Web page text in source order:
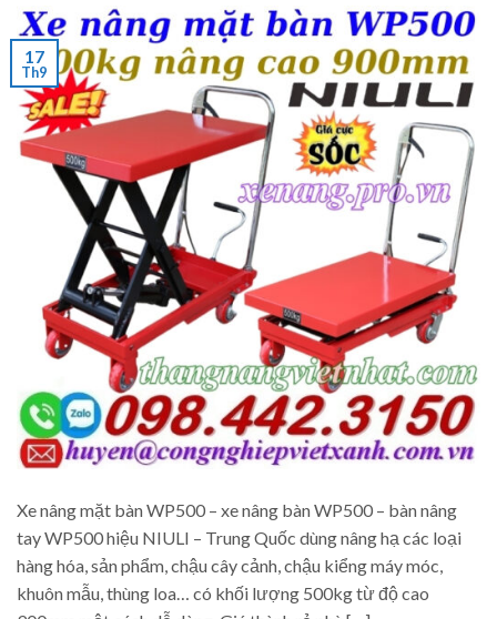
17
Th9
Xe nâng mặt bàn WP500 – xe nâng bàn WP500 – bàn nâng
tay WP500 hiệu NIULI – Trung Quốc dùng nâng hạ các loại
hàng hóa, sản phẩm, chậu cây cảnh, chậu kiểng máy móc,
khuôn mẫu, thùng loa… có khối lượng 500kg từ độ cao